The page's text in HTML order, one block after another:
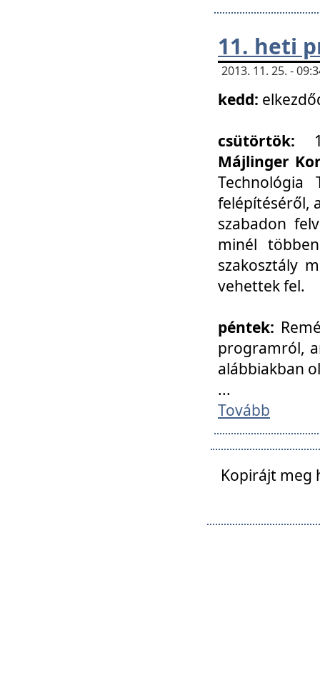
11. heti
2013. 11. 25. -
kedd:
csütörtök:
Májlinger
Technológia
felépítéséről,
szabadon
minél
szakosztály
vehettek fel.
péntek:
programról,
alábbiakban
...
Tovább
Kopirájt meg